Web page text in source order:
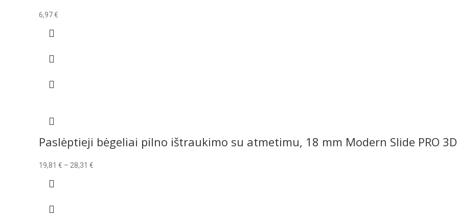
6,97€
Paslėptieji bėgeliai pilno ištraukimo su atmetimu, 18 mm Modern Slide PRO 3D
19,81 € – 28,31 €